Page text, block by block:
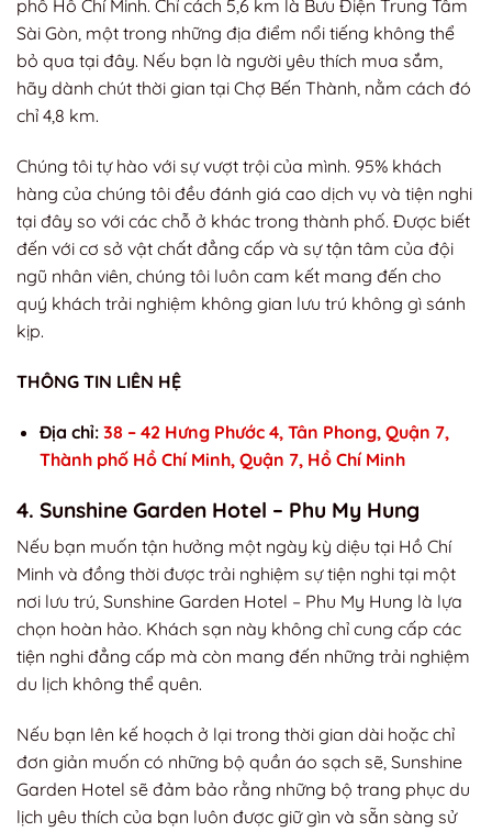
phố Hồ Chí Minh. Chỉ cách 5,6 km là Bưu Điện Trung Tâm
Sài Gòn, một trong những địa điểm nổi tiếng không thể
bỏ qua tại đây. Nếu bạn là người yêu thích mua sắm,
hãy dành chút thời gian tại Chợ Bến Thành, nằm cách đó
chỉ 4,8 km.
Chúng tôi tự hào với sự vượt trội của mình. 95% khách
hàng của chúng tôi đều đánh giá cao dịch vụ và tiện nghi
tại đây so với các chỗ ở khác trong thành phố. Được biết
đến với cơ sở vật chất đẳng cấp và sự tận tâm của đội
ngũ nhân viên, chúng tôi luôn cam kết mang đến cho
quý khách trải nghiệm không gian lưu trú không gì sánh
kịp.
THÔNG TIN LIÊN HỆ
Địa chỉ: 38 – 42 Hưng Phước 4, Tân Phong, Quận 7,
Thành phố Hồ Chí Minh, Quận 7, Hồ Chí Minh
4. Sunshine Garden Hotel – Phu My Hung
Nếu bạn muốn tận hưởng một ngày kỳ diệu tại Hồ Chí
Minh và đồng thời được trải nghiệm sự tiện nghi tại một
nơi lưu trú, Sunshine Garden Hotel – Phu My Hung là lựa
chọn hoàn hảo. Khách sạn này không chỉ cung cấp các
tiện nghi đẳng cấp mà còn mang đến những trải nghiệm
du lịch không thể quên.
Nếu bạn lên kế hoạch ở lại trong thời gian dài hoặc chỉ
đơn giản muốn có những bộ quần áo sạch sẽ, Sunshine
Garden Hotel sẽ đảm bảo rằng những bộ trang phục du
lịch yêu thích của bạn luôn được giữ gìn và sẵn sàng sử